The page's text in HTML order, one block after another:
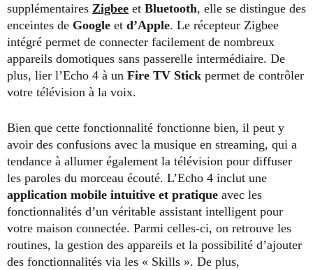
supplémentaires Zigbee et Bluetooth, elle se distingue des
enceintes de Google et d’Apple. Le récepteur Zigbee
intégré permet de connecter facilement de nombreux
appareils domotiques sans passerelle intermédiaire. De
plus, lier l’Echo 4 à un Fire TV Stick permet de contrôler
votre télévision à la voix.
Bien que cette fonctionnalité fonctionne bien, il peut y
avoir des confusions avec la musique en streaming, qui a
tendance à allumer également la télévision pour diffuser
les paroles du morceau écouté. L’Echo 4 inclut une
application mobile intuitive et pratique avec les
fonctionnalités d’un véritable assistant intelligent pour
votre maison connectée. Parmi celles-ci, on retrouve les
routines, la gestion des appareils et la possibilité d’ajouter
des fonctionnalités via les « Skills ». De plus,